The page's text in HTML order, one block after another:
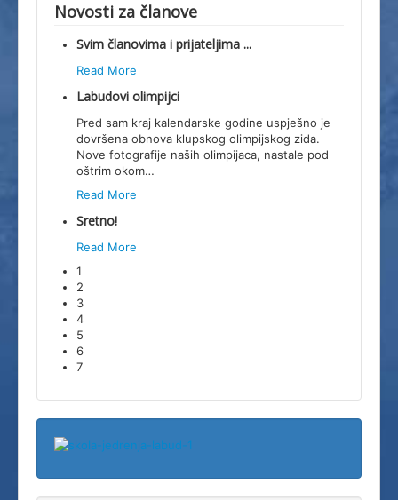
Novosti za članove
Svim članovima i prijateljima ...
Read More
Labudovi olimpijci
Pred sam kraj kalendarske godine uspješno je
dovršena obnova klupskog olimpijskog zida.
Nove fotografije naših olimpijaca, nastale pod
oštrim okom…
Read More
Sretno!
Read More
1
2
3
4
5
6
7